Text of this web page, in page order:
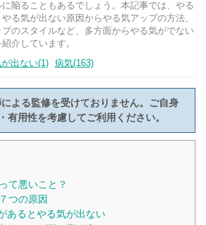
陥ることもあるでしょう。本記事では、やる
る気が出ない原因からやる気アップの方法、
のスタイルなど、多方面からやる気がでない
介しています。
出ない(1) 病気(163)
よる監修を受けておりません。ご自身
有用性を考慮してご利用ください。
て悪いこと？
つの原因
あるとやる気が出ない